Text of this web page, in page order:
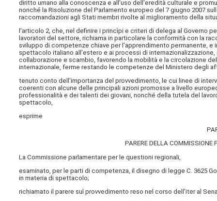
diritto umano alla conoscenza e all'uso dell'eredità culturale e
nonché la Risoluzione del Parlamento europeo del 7 giugno 2007
raccomandazioni agli Stati membri rivolte al miglioramento della
l'articolo 2, che, nel definire i princìpi e criteri di delega al Governo
lavoratori del settore, richiama in particolare la conformità con la
sviluppo di competenze chiave per l'apprendimento permanente,
spettacolo italiano all'estero e ai processi di
collaborazione e scambio, favorendo la mobilità e la circolazione
internazionale, ferme restando le competenze del Ministero degli
tenuto conto dell'importanza del provvedimento, le cui linee di
coerenti con alcune delle principali azioni promosse a livello
professionalità e dei talenti dei giovani, nonché della tutela del
spettacolo,
esprime
PARERE DELLA COMMISSIONE
La Commissione parlamentare per le questioni regionali,
esaminato, per le parti di competenza, il disegno di legge C. 3625
in materia di spettacolo;
richiamato il parere sul provvedimento reso nel corso dell'iter al